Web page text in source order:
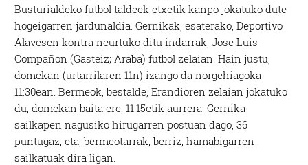
Busturialdeko futbol taldeek etxetik kanpo jokatuko dute
hogeigarren jardunaldia. Gernikak, esaterako, Deportivo
Alavesen kontra neurtuko ditu indarrak, Jose Luis
Compañon (Gasteiz; Araba) futbol zelaian. Hain justu,
domekan (urtarrilaren 11n) izango da norgehiagoka
11:30ean. Bermeok, bestalde, Erandioren zelaian jokatuko
du, domekan baita ere, 11:15etik aurrera. Gernika
sailkapen nagusiko hirugarren postuan dago, 36
puntugaz, eta, bermeotarrak, berriz, hamabigarren
sailkatuak dira ligan.